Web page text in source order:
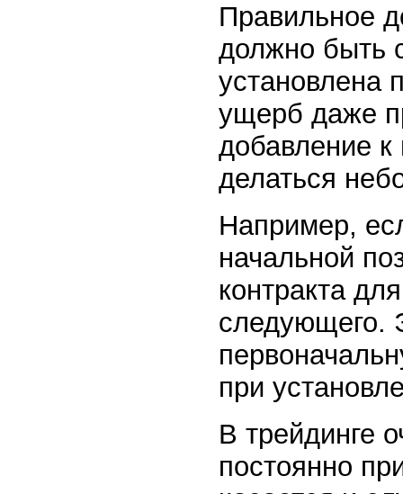
Правильное
должно быть
установлена
ущерб даже
добавление
делаться
Например,
начальной
контракта
следующего.
при
В трейдинге
постоянно